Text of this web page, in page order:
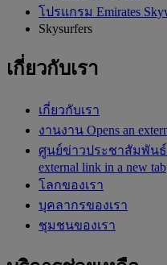
โปรแกรม Emirates
Skysurfers
เกี่ยวกับเรา
เกี่ยวกับเรา
งานงาน Opens an
ศูนย์ข่าวประชาสัมพันธ์
external link in a new tab
โลกของเรา
บุคลากรของเรา
ชุมชนของเรา